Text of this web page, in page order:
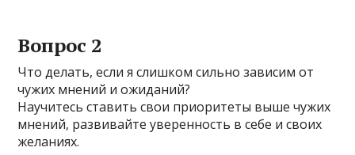
Вопрос 2
Что делать, если я слишком сильно зависим от
чужих мнений и ожиданий?
Научитесь ставить свои приоритеты выше чужих
мнений, развивайте уверенность в себе и своих
желаниях.